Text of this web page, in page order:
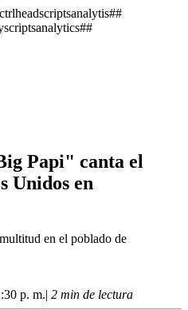
Papi" canta el
Unidos en
en el poblado de
p. m.| 2 min de lectura